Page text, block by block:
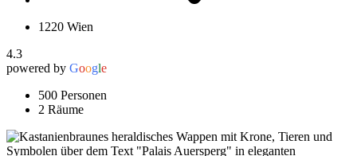
1220 Wien
4.3
powered by Google
500 Personen
2 Räume